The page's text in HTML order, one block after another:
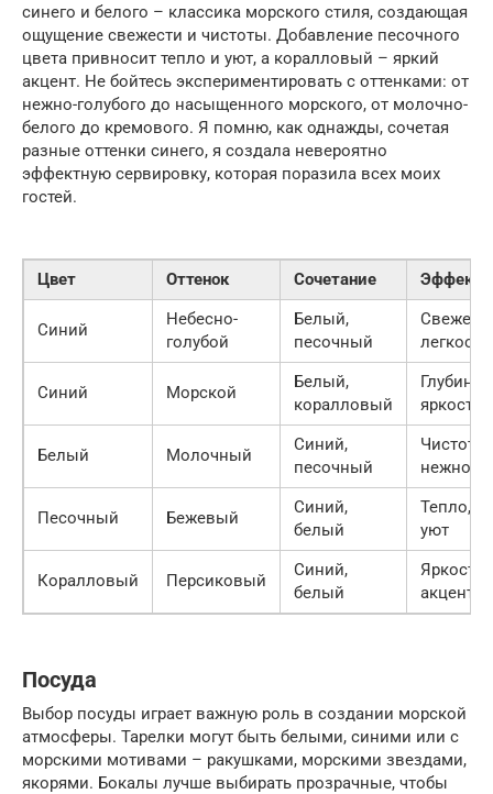
синего и белого – классика морского стиля, создающая
ощущение свежести и чистоты. Добавление песочного
цвета привносит тепло и уют, а коралловый – яркий
акцент. Не бойтесь экспериментировать с оттенками: от
нежно-голубого до насыщенного морского, от молочно-
белого до кремового. Я помню, как однажды, сочетая
разные оттенки синего, я создала невероятно
эффектную сервировку, которая поразила всех моих
гостей.
Цвет Оттенок Сочетание Эффект
Синий
Небесно-
голубой
Белый,
песочный
легкость
Синий Морской
Белый,
коралловый
Глубина,
яркость
Белый Молочный
Синий,
песочный
Чистота,
Песочный Бежевый
Синий,
белый
Тепло,
уют
Коралловый Персиковый
Синий,
белый
Яркость,
акцент
Посуда
Выбор посуды играет важную роль в создании морской
атмосферы. Тарелки могут быть белыми, синими или с
морскими мотивами – ракушками, морскими звездами,
якорями. Бокалы лучше выбирать прозрачные, чтобы